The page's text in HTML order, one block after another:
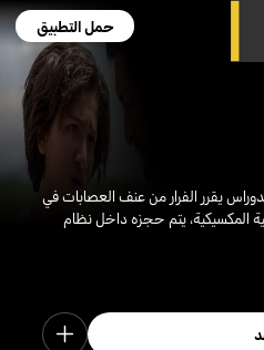
حمل التطبيق
يقرر الفرار من عنف العصابات في
المكسيكية، يتم حجزه داخل نظام